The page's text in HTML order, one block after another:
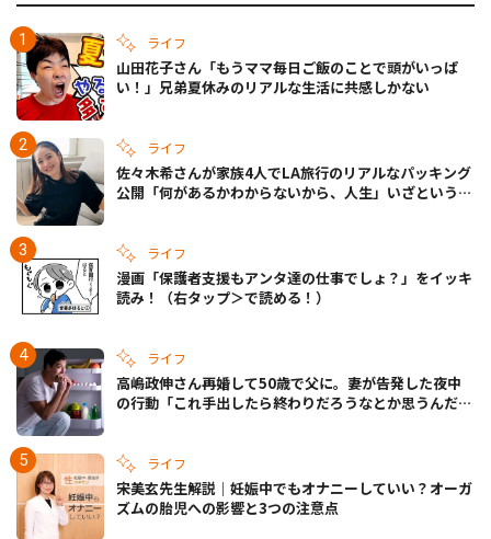
ライフ
山田花子さん「もうママ毎日ご飯のことで頭がいっぱ
い！」兄弟夏休みのリアルな生活に共感しかない
ライフ
佐々木希さんが家族4人でLA旅行のリアルなパッキング
公開「何があるかわからないから、人生」いざというと
ライフ
漫画「保護者支援もアンタ達の仕事でしょ？」をイッキ
読み！（右タップ＞で読める！）
ライフ
高嶋政伸さん再婚して50歳で父に。妻が告発した夜中
の行動「これ手出したら終わりだろうなとか思うんだけ
ライフ
宋美玄先生解説｜妊娠中でもオナニーしていい？オーガ
ズムの胎児への影響と3つの注意点